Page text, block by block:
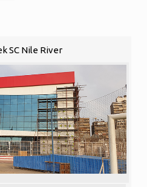
SC Nile River